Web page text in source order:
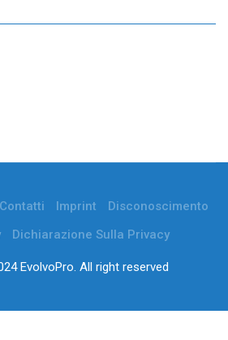
Contatti Imprint
Disconoscimento
Dichiarazione Sulla Privacy
EvolvoPro. All right reserved